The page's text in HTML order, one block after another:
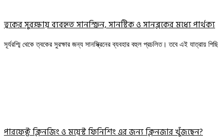
ত্বকের সুরক্ষায় ব্যবহৃত সানস্ক্রিন, সানস্টিক ও সানব্লকের মধ্যে পার্থক্য
সূর্যরশ্মি থেকে ত্বকের সুরক্ষার জন্য সানস্ক্রিনের ব্যবহার বহুল প্রচলিত। তবে এই যাত্রায়
পারফেক্ট ক্লিনজিং ও ময়েস্ট ফিনিশিং এর জন্য ক্লিনজার খুঁজছেন?